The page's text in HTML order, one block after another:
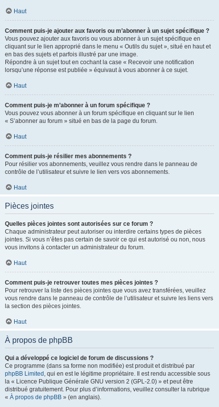
Haut
Comment puis-je ajouter aux favoris ou m’abonner à un sujet spécifique ?
Vous pouvez ajouter aux favoris ou vous abonner à un sujet spécifique en
cliquant sur le lien approprié dans le menu « Outils du sujet », situé en haut et
en bas des sujets et parfois illustré par une image.
Répondre à un sujet tout en cochant la case « Recevoir une notification
lorsqu’une réponse est publiée » équivaut à vous abonner à ce sujet.
Haut
Comment puis-je m’abonner à un forum spécifique ?
Vous pouvez vous abonner à un forum spécifique en cliquant sur le lien
« S’abonner au forum » situé en bas de la page du forum.
Haut
Comment puis-je résilier mes abonnements ?
Pour résilier vos abonnements, veuillez vous rendre dans le panneau de
contrôle de l’utilisateur et suivre le lien vers vos abonnements.
Haut
Pièces jointes
Quelles pièces jointes sont autorisées sur ce forum ?
Chaque administrateur peut autoriser ou interdire certains types de pièces
jointes. Si vous n’êtes pas certain de savoir ce qui est autorisé ou non, nous
vous invitons à contacter un administrateur du forum.
Haut
Comment puis-je retrouver toutes mes pièces jointes ?
Pour retrouver la liste des pièces jointes que vous avez transférées, veuillez
vous rendre dans le panneau de contrôle de l’utilisateur et suivre les liens vers
la section des pièces jointes.
Haut
À propos de phpBB
Qui a développé ce logiciel de forum de discussions ?
Ce programme (dans sa forme non modifiée) est produit et distribué par
phpBB Limited , qui en est le légitime propriétaire. Il est rendu accessible sous
la « Licence Publique Générale GNU version 2 (GPL-2.0) » et peut être
distribué gratuitement. Pour plus d’informations, veuillez consulter la rubrique
« À propos de phpBB » (en anglais).